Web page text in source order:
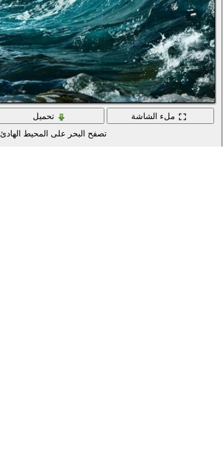
ملء الشاشة
تحميل
تصفح البحر على المحيط الهادئ